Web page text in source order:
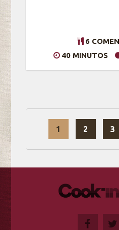
6
40 MINUTOS
1 2 3